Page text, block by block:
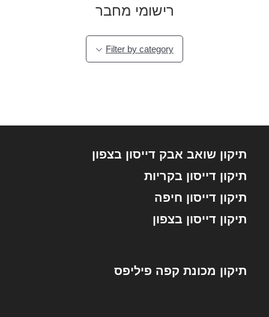
רישומי מחבר
Filter by category
תיקון שואב אבק דייסון בצפון
תיקון דייסון בקריות
תיקון דייסון חיפה
תיקון דייסון בצפון
תיקון מכונת קפה פיליפס